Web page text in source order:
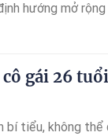
hướng mở
gia và quỹ đầu tư
gái 26
tiểu, không thể